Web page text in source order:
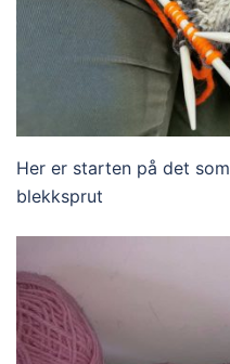
Her er starten på det
blekksprut